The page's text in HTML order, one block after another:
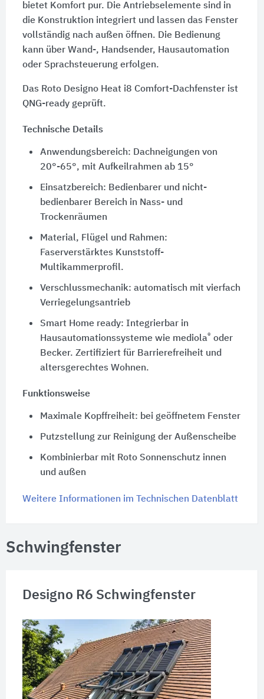
bietet Komfort pur. Die Antriebselemente sind in
die Konstruktion integriert und lassen das Fenster
vollständig nach außen öffnen. Die Bedienung
kann über Wand-, Handsender, Hausautomation
oder Sprachsteuerung erfolgen.
Das Roto Designo Heat i8 Comfort-Dachfenster ist
QNG-ready geprüft.
Technische Details
Anwendungsbereich: Dachneigungen von
20°-65°, mit Aufkeilrahmen ab 15°
Einsatzbereich: Bedienbarer und nicht-
bedienbarer Bereich in Nass- und
Trockenräumen
Material, Flügel und Rahmen:
Faserverstärktes Kunststoff-
Multikammerprofil.
Verschlussmechanik: automatisch mit vierfach
Verriegelungsantrieb
Smart Home ready: Integrierbar in
Hausautomationssysteme wie mediola® oder
Becker. Zertifiziert für Barrierefreiheit und
altersgerechtes Wohnen.
Funktionsweise
Maximale Kopffreiheit: bei geöffnetem Fenster
Putzstellung zur Reinigung der Außenscheibe
Kombinierbar mit Roto Sonnenschutz innen
und außen
Weitere Informationen im Technischen Datenblatt
Schwingfenster
Designo R6 Schwingfenster